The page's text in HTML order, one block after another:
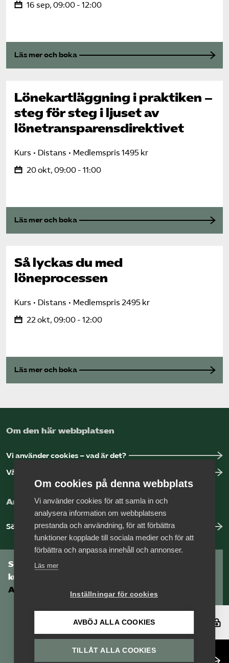
16 sep, 09:00 - 12:00
Läs mer och boka
Lönekartläggning i praktiken –
steg för steg i ljuset av
lönetransparens­direktivet
Kurs Distans
Medlemspris 1495 kr
20 okt, 09:00 - 11:00
Läs mer och boka
Så lyckas du med
löneprocessen
Kurs Distans
Medlemspris 2495 kr
22 okt, 09:00 - 12:00
Läs mer och boka
Om den här webbplatsen
Vi använder cookies – vad är det?
Vår dataskyddspolicy
Arbeta hos Vårdföretagarna?
Sök jobb hos oss
Som medlem har du tillgång till vår digitala
kunskapsbank
Arbetsgivarguiden
Logga in
Om cookies på denna webbplats
Vi använder cookies för att samla in och
analysera information om webbplatsens
prestanda och användning, för att förbättra
funktioner kopplade till sociala medier och för att
förbättra och anpassa innehåll och annonser.
Läs mer
Inställningar för cookies
AVBÖJ ALLA COOKIES
TILLÅT ALLA COOKIES